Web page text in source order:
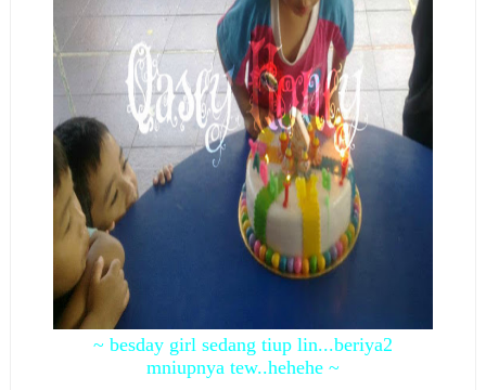
~ besday girl sedang tiup lin...beriya2
mniupnya tew..hehehe ~